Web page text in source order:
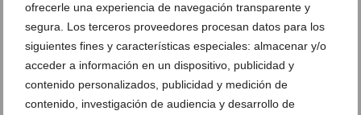
ofrecerle una experiencia de navegación transparente y
segura. Los terceros proveedores procesan datos para los
siguientes fines y características especiales: almacenar y/o
acceder a información en un dispositivo, publicidad y
contenido personalizados, publicidad y medición de
contenido, investigación de audiencia y desarrollo de
Suscríbete a la newsletter
Canal de Whatsapp
Anúnciate en Dénia.com
Envía tu noticia